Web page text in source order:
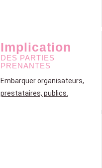
Implication
DES PARTIES
PRENANTES
Embarquer organisateurs,
prestataires, publics.